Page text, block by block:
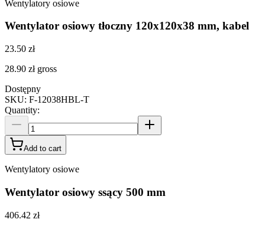
Wentylatory osiowe
Wentylator osiowy tłoczny 120x120x38 mm, kabel
23.50 zł
28.90 zł gross
Dostępny
SKU: F-12038HBL-T
Quantity:
Add to cart
Wentylatory osiowe
Wentylator osiowy ssący 500 mm
406.42 zł